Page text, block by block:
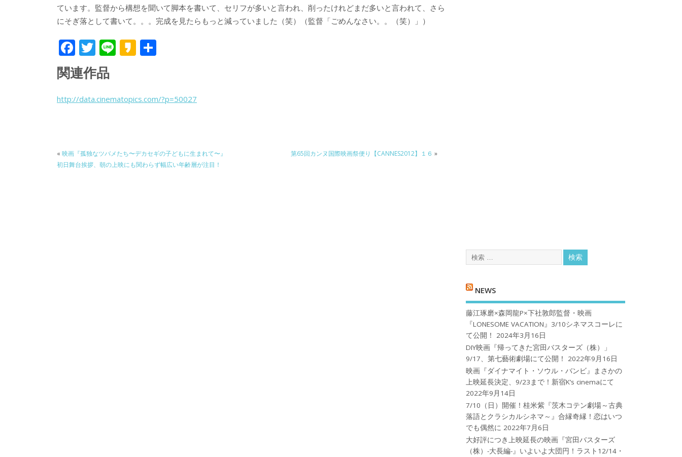
ています。監督から構想を聞いて脚本を書いて、セリフが多いと言われ、削ったけれどまだ多いと言われて、さら
にそぎ落として書いて。。。完成を見たらもっと減っていました（笑）（監督「ごめんなさい。。（笑）」）
F
ac
e
b
k
T
w
itt
er
Li K
a
関連作品
http://data.cinematopics.com/?p=50027
« 映画『孤独なツバメたち〜デカセギの子どもに生まれて〜』
初日舞台挨拶、朝の上映にも関わらず幅広い年齢層が注目！
第65回カンヌ国際映画祭便り【CANNES2012】１６ »
NEWS
藤江琢磨×森岡龍P×下社敦郎監督・映画
『LONESOME VACATION』3/10シネマスコーレに
て公開！
2024年3月16日
DIY映画『帰ってきた宮田バスターズ（株）」
9/17、第七藝術劇場にて公開！
2022年9月16日
映画『ダイナマイト・ソウル・バンビ』まさかの
上映延長決定、9/23まで！新宿K’s cinemaにて
2022年9月14日
7/10（日）開催！桂米紫『茨木コテン劇場～古典
落語とクラシカルシネマ～』合縁奇縁！恋はいつ
でも偶然に 2022年7月6日
大好評につき上映延長の映画『宮田バスターズ
（株）-大長編-』いよいよ大団円！ラスト12/14・